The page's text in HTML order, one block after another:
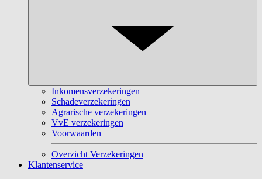
Inkomensverzekeringen
Schadeverzekeringen
Agrarische verzekeringen
VvE verzekeringen
Voorwaarden
Overzicht Verzekeringen
Klantenservice